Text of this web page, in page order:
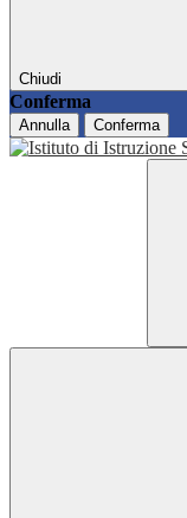
Chiudi
Conferma
Annulla Conferma